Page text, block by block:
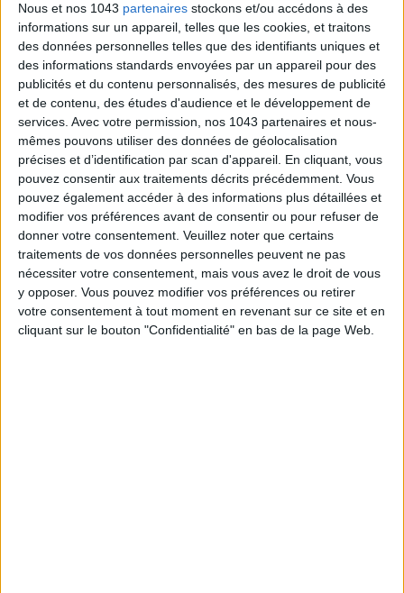
Nous et nos 1043 partenaires stockons et/ou accédons à des
informations sur un appareil, telles que les cookies, et traitons
des données personnelles telles que des identifiants uniques et
des informations standards envoyées par un appareil pour des
publicités et du contenu personnalisés, des mesures de publicité
et de contenu, des études d'audience et le développement de
services. Avec votre permission, nos 1043 partenaires et nous-
mêmes pouvons utiliser des données de géolocalisation
précises et d’identification par scan d'appareil. En cliquant, vous
pouvez consentir aux traitements décrits précédemment. Vous
pouvez également accéder à des informations plus détaillées et
modifier vos préférences avant de consentir ou pour refuser de
donner votre consentement. Veuillez noter que certains
traitements de vos données personnelles peuvent ne pas
nécessiter votre consentement, mais vous avez le droit de vous
y opposer. Vous pouvez modifier vos préférences ou retirer
votre consentement à tout moment en revenant sur ce site et en
cliquant sur le bouton "Confidentialité" en bas de la page Web.
THE SUMMER’S HOTTEST SNEAKERS
Subscribe for our newsletter
SUBSCRIBE